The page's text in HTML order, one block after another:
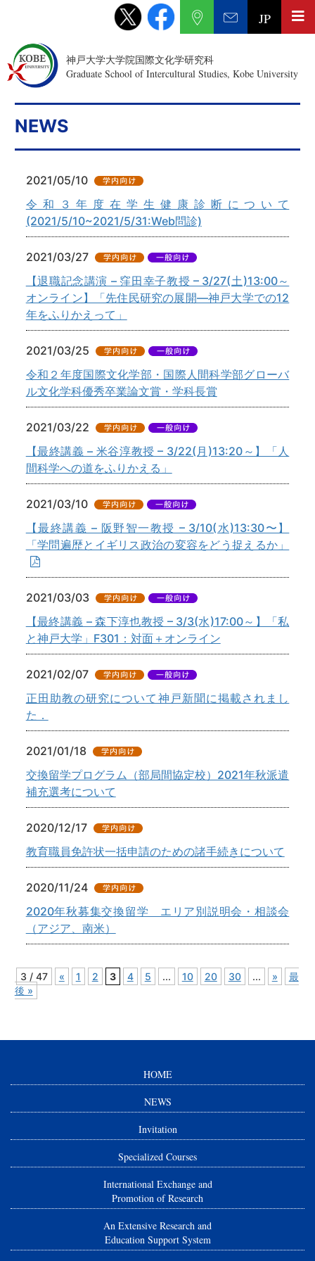
神戸大学大学院国際文化学研究科
Graduate School of Intercultural Studies, Kobe University
JP
NEWS
2021/05/10
令和３年度在学生健康診断について
(2021/5/10~2021/5/31:Web問診)
2021/03/27
【退職記念講演 – 窪田幸子教授 – 3/27(土)13:00～
オンライン】「先住民研究の展開—神戸大学での12
年をふりかえって」
2021/03/25
令和２年度国際文化学部・国際人間科学部グローバ
ル文化学科優秀卒業論文賞・学科長賞
2021/03/22
【最終講義 – 米谷淳教授 – 3/22(月)13:20～】「人
間科学への道をふりかえる」
2021/03/10
【最終講義 – 阪野智一教授 – 3/10(水)13:30〜】
「学問遍歴とイギリス政治の変容をどう捉えるか」
2021/03/03
【最終講義 – 森下淳也教授 – 3/3(水)17:00～】「私
と神戸大学」F301：対面＋オンライン
2021/02/07
正田助教の研究について神戸新聞に掲載されまし
た．
2021/01/18
交換留学プログラム（部局間協定校）2021年秋派遣
補充選考について
2020/12/17
教育職員免許状一括申請のための諸手続きについて
2020/11/24
2020年秋募集交換留学 エリア別説明会・相談会
（アジア、南米）
3 / 47 « 1 2 3 4 5 ... 10 20 30 ... »
最
後 »
HOME
NEWS
Invitation
Specialized Courses
International Exchange and
Promotion of Research
An Extensive Research and
Education Support System